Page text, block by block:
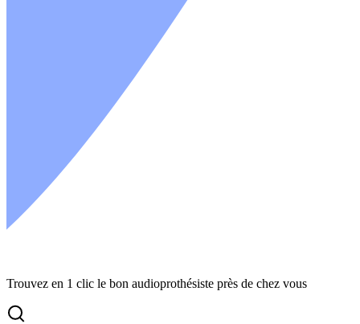
Trouvez en 1 clic le bon audioprothésiste près de chez vous